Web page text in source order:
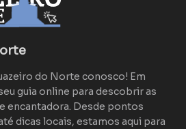
do Norte conosco! Em
guia online para descobrir as
encantadora. Desde pontos
dicas locais, estamos aqui para